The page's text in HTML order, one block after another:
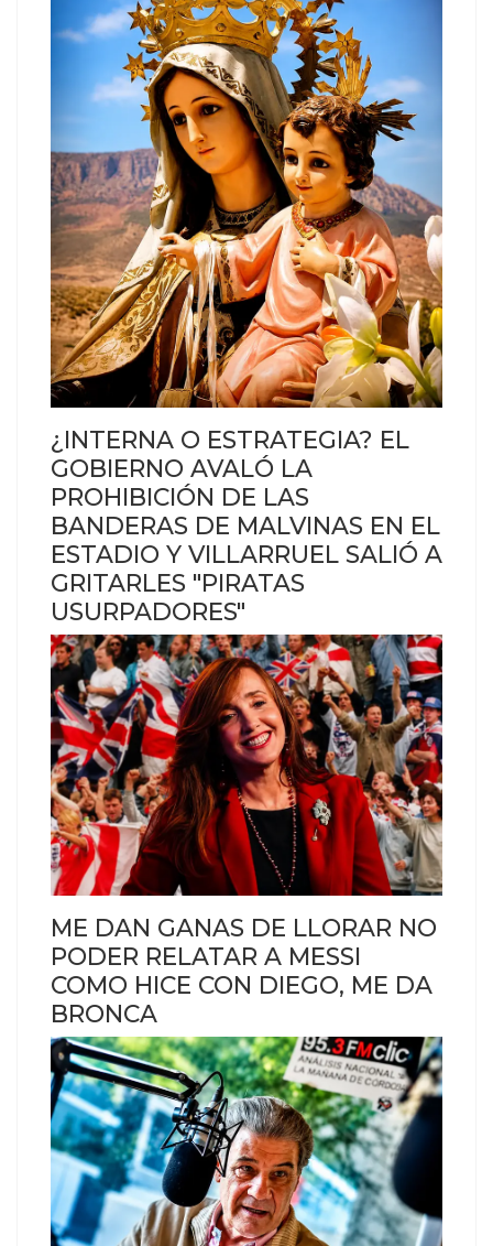
¿INTERNA O ESTRATEGIA? EL
GOBIERNO AVALÓ LA
PROHIBICIÓN DE LAS
BANDERAS DE MALVINAS EN EL
ESTADIO Y VILLARRUEL SALIÓ A
GRITARLES "PIRATAS
USURPADORES"
ME DAN GANAS DE LLORAR NO
PODER RELATAR A MESSI
COMO HICE CON DIEGO, ME DA
BRONCA